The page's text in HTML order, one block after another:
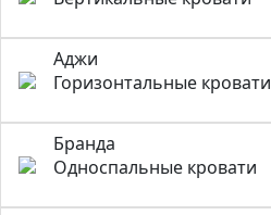
Аджи
Горизонтальные кровати
Бранда
Односпальные кровати